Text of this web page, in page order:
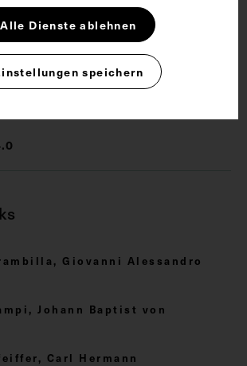
Kupferstich
Giovanni Alessandro
Johann Baptist von
Carl Hermann
Alle Dienste ablehnen
speichern